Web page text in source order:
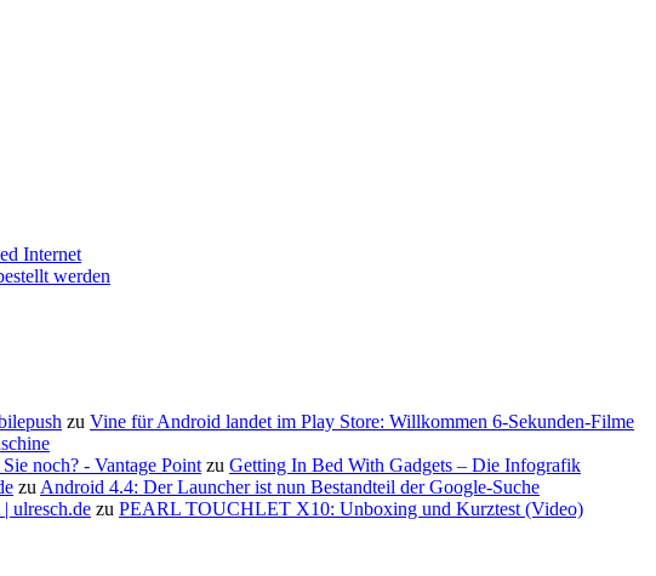
Internet
werden
zu Vine für Android landet im Play Store: Willkommen 6-Sekunden-Filme
noch? - Vantage Pointzu Getting In Bed With Gadgets – Die Infografik
zuAndroid 4.4: Der Launcher ist nun Bestandteil der Google-Suche
ulresch.de zu PEARL TOUCHLET X10: Unboxing und Kurztest (Video)